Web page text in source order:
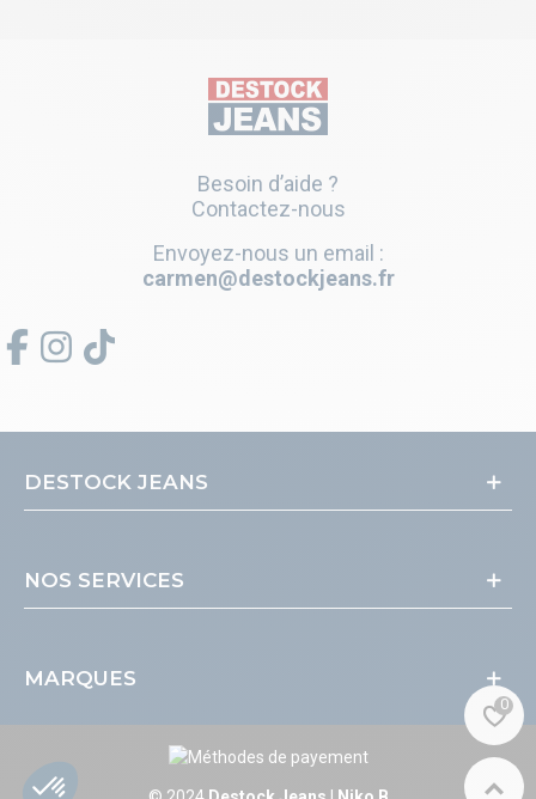
Besoin d’aide ?
Contactez-nous
Envoyez-nous un email :
carmen@destockjeans.fr
DESTOCK JEANS
NOS SERVICES
MARQUES
0